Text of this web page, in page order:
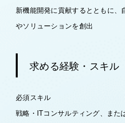
新機能開発に貢献するとともに、
やソリューションを創出
求める経験・スキル
必須スキル
戦略・ITコンサルティング、また